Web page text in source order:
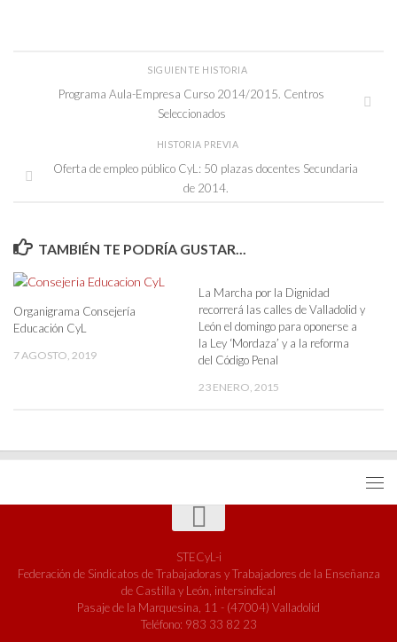
SIGUIENTE HISTORIA
Programa Aula-Empresa Curso 2014/2015. Centros
Seleccionados
HISTORIA PREVIA
Oferta de empleo público CyL: 50 plazas docentes Secundaria
de 2014.
TAMBIÉN TE PODRÍA GUSTAR...
Organigrama Consejería
Educación CyL
7 AGOSTO, 2019
La Marcha por la Dignidad
recorrerá las calles de Valladolid y
León el domingo para oponerse a
la Ley ‘Mordaza’ y a la reforma
del Código Penal
23 ENERO, 2015
STECyL-i
Federación de Sindicatos de Trabajadoras y Trabajadores de la Enseñanza
de Castilla y León, intersindical
Pasaje de la Marquesina, 11 - (47004) Valladolid
Teléfono: 983 33 82 23